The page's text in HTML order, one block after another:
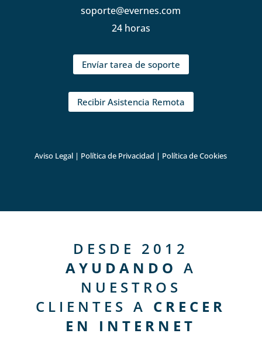
soporte@evernes.com
24 horas
Envíar tarea de soporte
Recibir Asistencia Remota
Aviso Legal | Política de Privacidad | Política de Cookies
DESDE 2012
AYUDANDO A
NUESTROS
CLIENTES A CRECER
EN INTERNET